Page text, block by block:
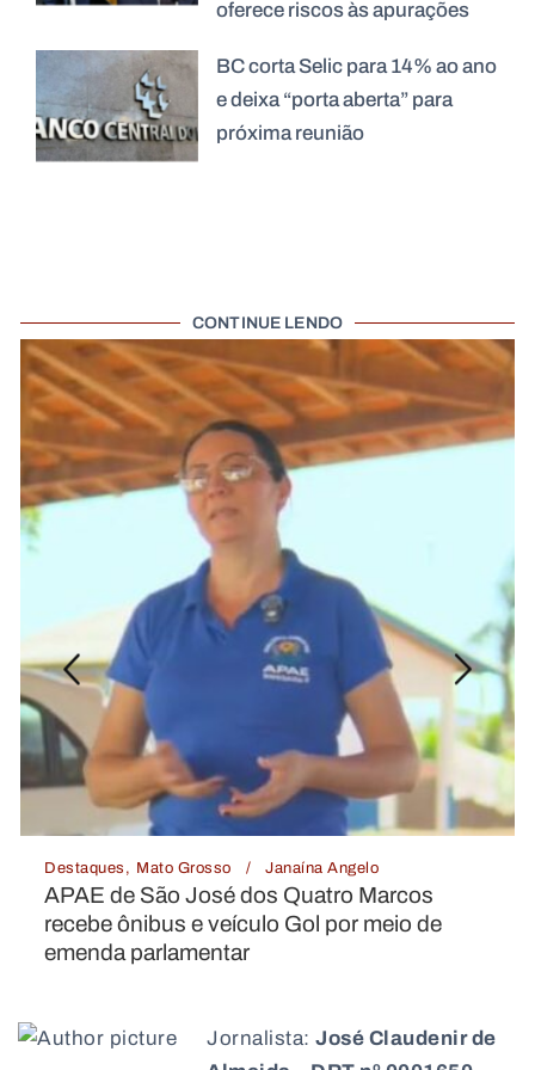
oferece riscos às apurações
BC corta Selic para 14% ao ano
e deixa “porta aberta” para
próxima reunião
CONTINUE LENDO
Destaques Mato Grosso Janaína Angelo
APAE de São José dos Quatro Marcos
recebe ônibus e veículo Gol por meio de
emenda parlamentar
Jornalista: José Claudenir de